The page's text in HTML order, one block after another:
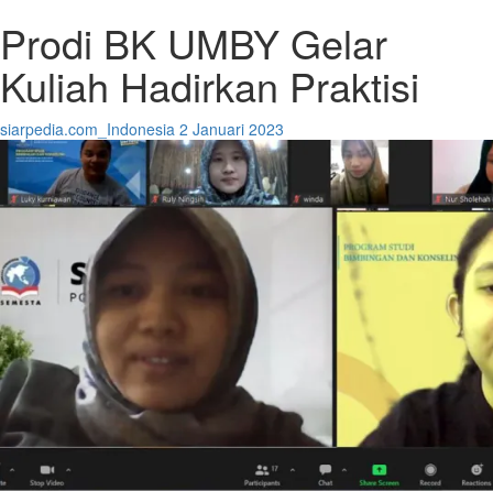
Prodi BK UMBY Gelar
Kuliah Hadirkan Praktisi
siarpedia.com_Indonesia 2 Januari 2023